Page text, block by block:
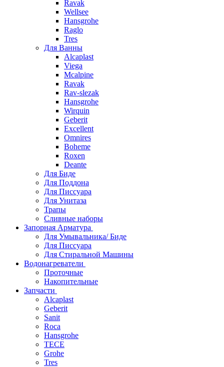
Ravak
Wellsee
Hansgrohe
Raglo
Tres
Для Ванны
Alcaplast
Viega
Mcalpine
Ravak
Rav-slezak
Hansgrohe
Wirquin
Geberit
Excellent
Omnires
Boheme
Roxen
Deante
Для Биде
Для Поддона
Для Писсуара
Для Унитаза
Трапы
Сливные наборы
Запорная Арматура
Для Умывальника/ Биде
Для Писсуара
Для Стиральной Машины
Водонагреватели
Проточные
Накопительные
Запчасти
Alcaplast
Geberit
Sanit
Roca
Hansgrohe
TECE
Grohe
Tres